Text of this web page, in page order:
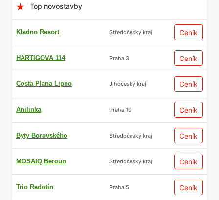
Top novostavby
Kladno Resort Středočeský kraj Ceník
HARTIGOVA 114 Praha 3 Ceník
Costa Plana Lipno Jihočeský kraj Ceník
Anilinka Praha 10 Ceník
Byty Borovského Středočeský kraj Ceník
MOSAIQ Beroun Středočeský kraj Ceník
Trio Radotín Praha 5 Ceník